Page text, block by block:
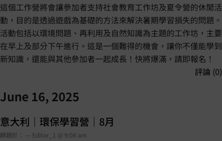
這個工作營將會讓參加者支持社會教育工作坊及夏令營的休閒活
動，目的是透過遊戲為基礎的方法來解決暑期學習損失的問題。
活動包括以環境問題、再利用及自然知識為主題的工作坊，主要
在早上及部分下午進行。這是一個難得的機會，讓你不僅能學到
新知識，還能與其他參加者一起成長！快將爆滿，請即報名！
評論 (0)
June 16, 2025
意大利｜環保學習營｜8月
歸類於： — Editor_1 @ 9:08 am